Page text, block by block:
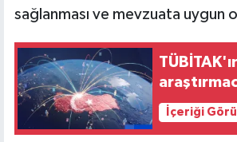
sağlanması ve mevzuata uygun
İçeriği